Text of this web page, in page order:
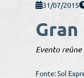
31/07/2015
Evento
Fonte: Sol